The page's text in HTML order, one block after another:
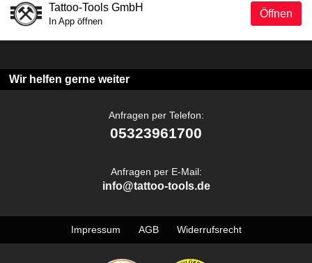
Öffnen
Tattoo-Tools GmbH
In App öffnen
Wir helfen gerne weiter
Anfragen per Telefon:
05323961700
Anfragen per E-Mail:
info@tattoo-tools.de
Impressum AGB Widerrufsrecht